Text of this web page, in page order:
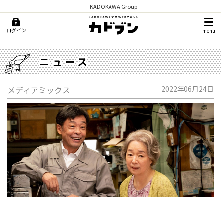
KADOKAWA Group
ログイン menu
ニュース
メディアミックス 2022年06月24日